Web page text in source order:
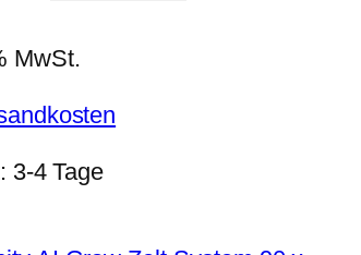
MwSt.
3-4 Tage